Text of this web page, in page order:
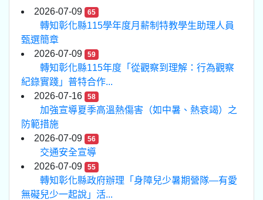
2026-07-09 65
轉知彰化縣115學年度月薪制特教學生助理人員
甄選簡章
2026-07-09
59
轉知彰化縣115年度「從觀察到理解：行為觀察
紀錄實踐」普特合作...
2026-07-16
58
加強宣導夏季高溫熱傷害（如中暑、熱衰竭）之
防範措施
2026-07-09
56
交通安全宣導
2026-07-09
55
轉知彰化縣政府辦理「身障兒少暑期營隊—有愛
無礙兒少一起說」活...